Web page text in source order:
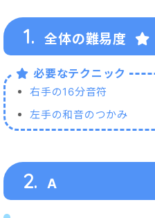
1. 全体の難易度
必要なテクニック
右手の16分音符
左手の和音のつかみ
2. A